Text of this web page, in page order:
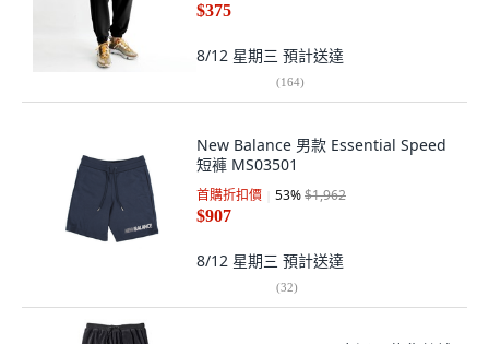
$375
8/12 星期三 預計送達
(164)
New Balance 男款 Essential Speed
短褲 MS03501
首購折扣價 53%$1,962
$907
8/12 星期三 預計送達
(32)